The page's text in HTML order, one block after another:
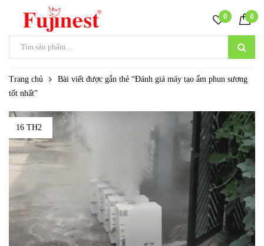
0 0
Trang chủ
Bài viết được gắn thẻ “Đánh giá máy tạo ẩm phun sương
tốt nhất”
16 TH2